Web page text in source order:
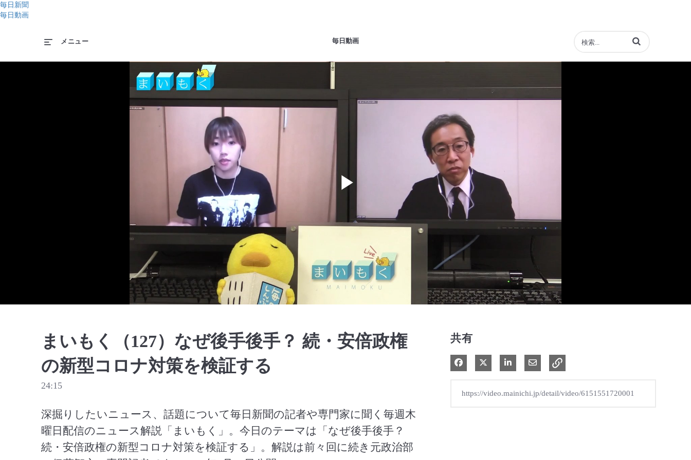
毎日新聞
毎日動画
毎日動画
メニュー 動画の検索語句を入力
Play
Video
まいもく（127）なぜ後手後手？ 続・安倍政権
の新型コロナ対策を検証する
24:15
深掘りしたいニュース、話題について毎日新聞の記者や専門家に聞く毎週木
曜日配信のニュース解説「まいもく」。今日のテーマは「なぜ後手後手？
続・安倍政権の新型コロナ対策を検証する」。解説は前々回に続き元政治部
共有
Facebook で共有
Xで共有する
LinkedIn で共有電子メールで共有